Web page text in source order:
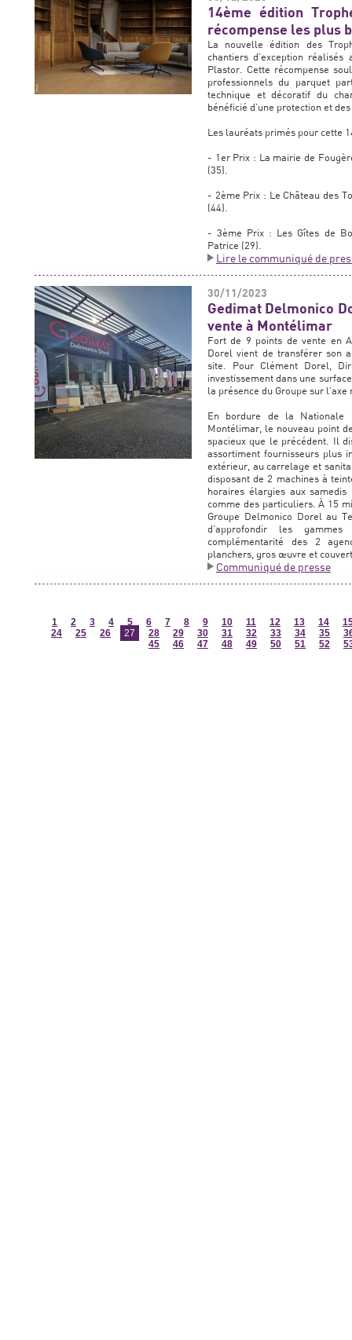
14ème édition
récompense les plus
La nouvelle édition des
chantiers d’exception
Plastor. Cette récompense
professionnels du parquet
technique et décoratif du
bénéficié d’une protection et
Les lauréats primés pour cette
- 1er Prix : La mairie de
(35).
- 2ème Prix : Le Château des
(44).
- 3ème Prix : Les Gîtes de
Patrice (29).
Lire le communiqué de
30/11/2023
Gedimat Delmonico
vente à Montélimar
Fort de 9 points de vente en
Dorel vient de transférer son
site. Pour Clément Dorel,
investissement dans une
la présence du Groupe sur l’axe
En bordure de la Nationale
Montélimar, le nouveau point
spacieux que le précédent. Il
assortiment fournisseurs plus
extérieur, au carrelage et
disposant de 2 machines à
horaires élargies aux
comme des particuliers. À 15
Groupe Delmonico Dorel au
d’approfondir les
complémentarité des 2
planchers, gros œuvre et
Communiqué de presse
1 2 3 4 5 6 7 8 9 10 11 12 13 14
24
25 26 27 28 29 30 31 32 33 34 35
45
46 47 48 49 50 51 52